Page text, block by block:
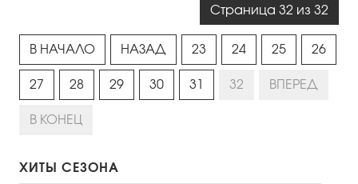
Страница 32 из 32
В НАЧАЛО НАЗАД 23 24 25 26
27 28 29 30 31 32 ВПЕРЕД
В КОНЕЦ
ХИТЫ СЕЗОНА